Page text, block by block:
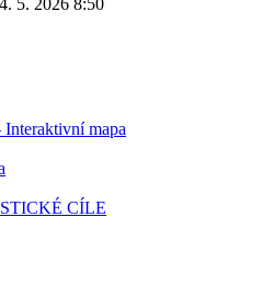
5. 2026 8:50
mapa
CÍLE